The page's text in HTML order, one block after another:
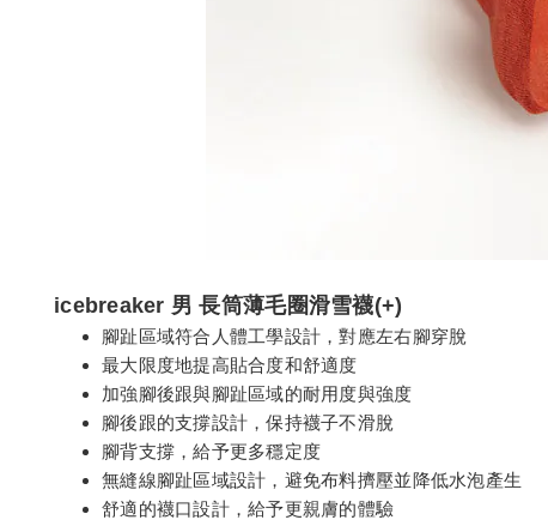
icebreaker 男 長筒薄毛圈滑雪襪(+)
腳趾區域符合人體工學設計，對應左右腳穿脫
最大限度地提高貼合度和舒適度
加強腳後跟與腳趾區域的耐用度與強度
腳後跟的支撐設計，保持襪子不滑脫
腳背支撐，給予更多穩定度
無縫線腳趾區域設計，避免布料擠壓並降低水泡產生
舒適的襪口設計，給予更親膚的體驗